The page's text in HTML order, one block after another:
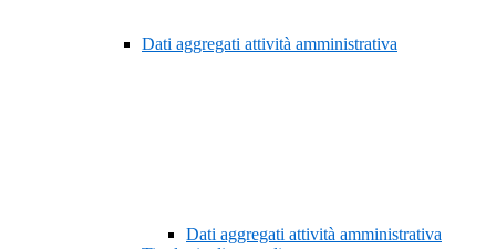
Dati aggregati attività amministrativa
Dati aggregati attività amministrativa